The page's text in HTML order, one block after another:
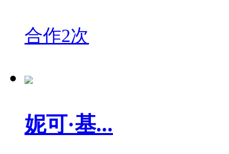
合作2次
妮可·基...